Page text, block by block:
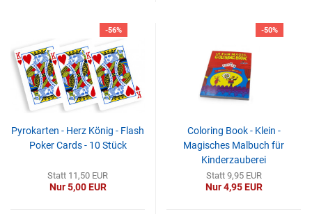
-56%
Pyrokarten - Herz König - Flash
Poker Cards - 10 Stück
Statt 11,50 EUR
Nur 5,00 EUR
-50%
Coloring Book - Klein -
Magisches Malbuch für
Kinderzauberei
Statt 9,95 EUR
Nur 4,95 EUR